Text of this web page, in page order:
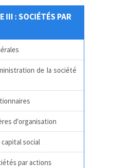
III : SOCIÉTÉS PAR
de la société
d'organisation
social
par actions